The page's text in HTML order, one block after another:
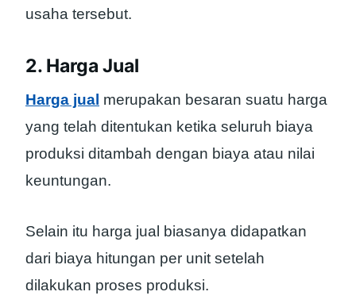
usaha tersebut.
2. Harga Jual
Harga jual merupakan besaran suatu harga
yang telah ditentukan ketika seluruh biaya
produksi ditambah dengan biaya atau nilai
keuntungan.
Selain itu harga jual biasanya didapatkan
dari biaya hitungan per unit setelah
dilakukan proses produksi.